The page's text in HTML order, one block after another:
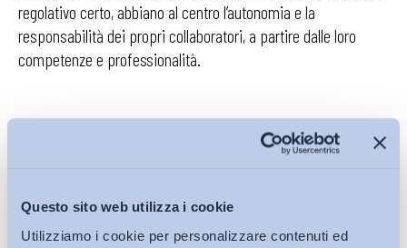
Questo sito web utilizza i cookie
Utilizziamo i cookie per personalizzare contenuti ed
regolativo certo, abbiano al centro l’autonomia e la
responsabilità dei propri collaboratori, a partire dalle loro
competenze e professionalità.
Responsabile comunicazione e relazioni esterne di Adapt